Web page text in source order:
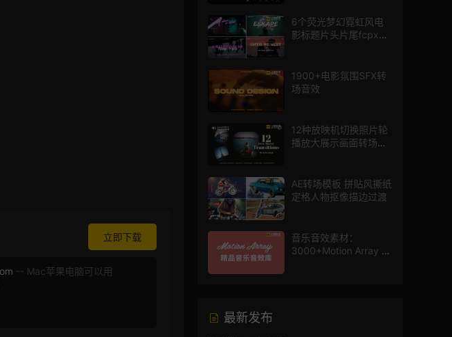
立即下载
-- Mac苹果电脑可以用
6个荧光梦幻霓虹风电
影标题片头片尾fcpx插
1900+电影氛围SFX转
场音效
12种放映机切换照片轮
播放大展示画面转场动
AE转场模板 拼贴风撕纸
定格人物抠像描边过渡
音乐音效素材：
3000+Motion Array 影
最新发布